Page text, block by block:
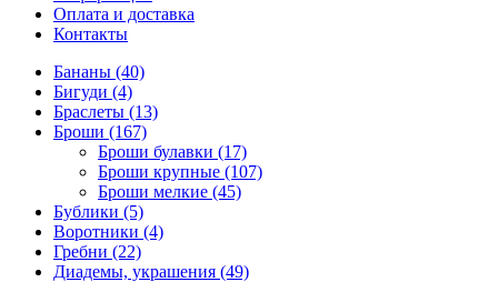
Оплата и доставка
Контакты
Бананы (40)
Бигуди (4)
Браслеты (13)
Броши (167)
Броши булавки (17)
Броши крупные (107)
Броши мелкие (45)
Бублики (5)
Воротники (4)
Гребни (22)
Диадемы, украшения (49)